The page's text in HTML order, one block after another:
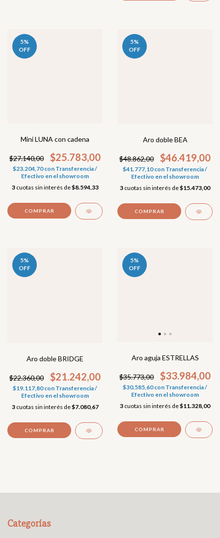
5%
OFF
Mini LUNA con cadena
$27.140,00 $25.783,00
$23.204,70con Transferencia /
Efectivo en el showroom
3 cuotas sin interés de$8.594,33
5%
OFF
Aro doble BEA
$48.862,00 $46.419,00
$41.777,10con Transferencia /
Efectivo en el showroom
3 cuotas sin interés de$15.473,00
5%
OFF
Aro doble BRIDGE
$22.360,00 $21.242,00
$19.117,80con Transferencia /
Efectivo en el showroom
3 cuotas sin interés de$7.080,67
5%
OFF
Aro aguja ESTRELLAS
$35.773,00 $33.984,00
$30.585,60con Transferencia /
Efectivo en el showroom
3 cuotas sin interés de$11.328,00
Categorías